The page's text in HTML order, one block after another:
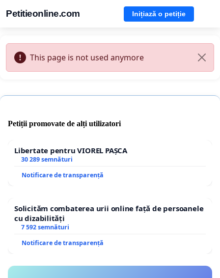
Petitieonline.com Inițiază o petiție
This page is not used anymore
Petiții promovate de alți utilizatori
Libertate pentru VIOREL PAȘCA
30 289 semnături
Notificare de transparență
Solicităm combaterea urii online față de persoanele
cu dizabilități
7 592 semnături
Notificare de transparență